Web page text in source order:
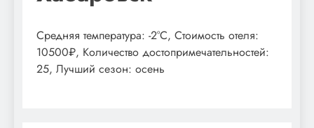
Средняя температура: -2°C, Стоимость отеля:
10500₽, Количество достопримечательностей:
25, Лучший сезон: осень